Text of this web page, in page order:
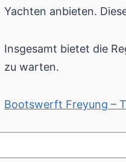
Yachten anbieten.
Insgesamt bietet die
zu warten.
Bootswerft Freyung –